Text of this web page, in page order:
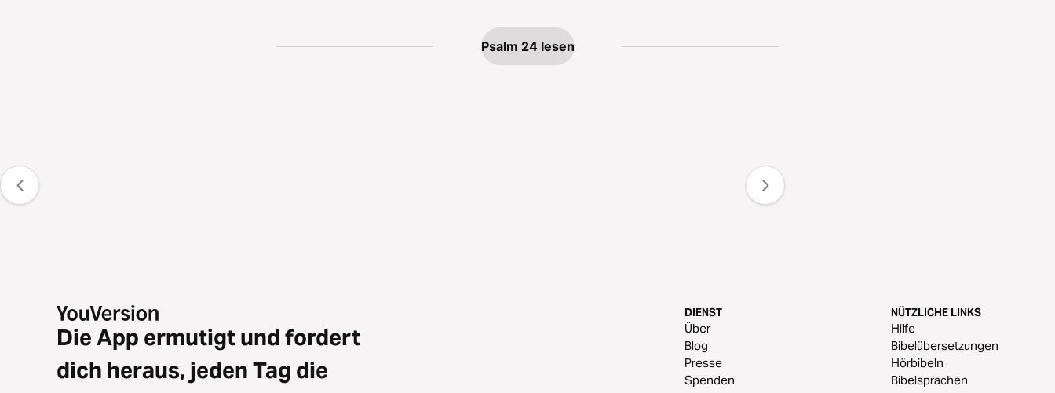
Psalm 24 lesen
Die App ermutigt und fordert
dich heraus, jeden Tag die
DIENST
Über
Blog
Presse
Spenden
NÜTZLICHE LINKS
Hilfe
Bibelübersetzungen
Hörbibeln
Bibelsprachen